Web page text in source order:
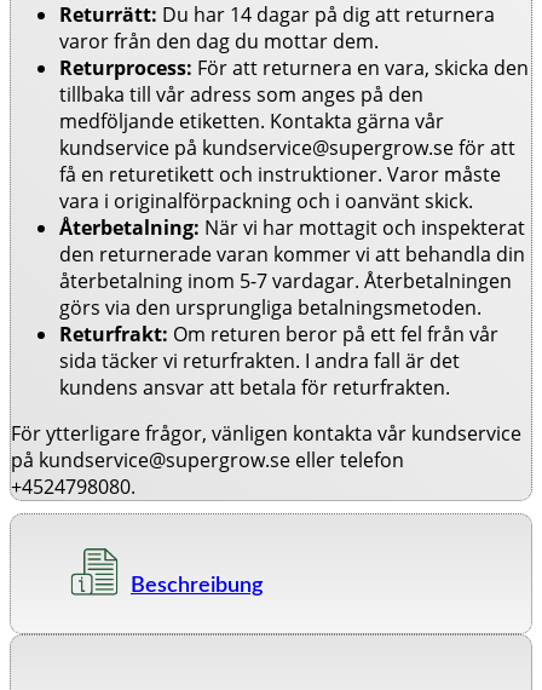
Returrätt: Du har 14 dagar på dig att returnera
varor från den dag du mottar dem.
Returprocess: För att returnera en vara, skicka den
tillbaka till vår adress som anges på den
medföljande etiketten. Kontakta gärna vår
kundservice på kundservice@supergrow.se för att
få en returetikett och instruktioner. Varor måste
vara i originalförpackning och i oanvänt skick.
Återbetalning: När vi har mottagit och inspekterat
den returnerade varan kommer vi att behandla din
återbetalning inom 5-7 vardagar. Återbetalningen
görs via den ursprungliga betalningsmetoden.
Returfrakt: Om returen beror på ett fel från vår
sida täcker vi returfrakten. I andra fall är det
kundens ansvar att betala för returfrakten.
För ytterligare frågor, vänligen kontakta vår kundservice
på kundservice@supergrow.se eller telefon
+4524798080.
Beschreibung